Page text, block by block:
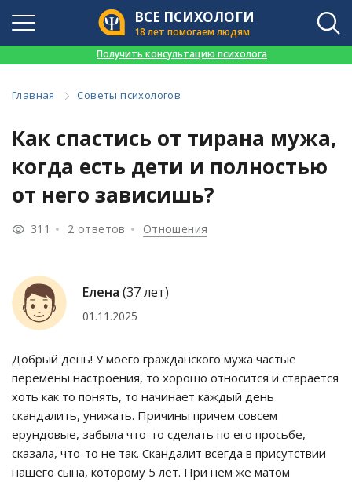
ВСЕ ПСИХОЛОГИ
18 лет помогаем людям
Получить консультацию психолога
Главная Советы психологов
Как спастись от тирана мужа,
когда есть дети и полностью
от него зависишь?
311 2 ответов Отношения
Елена (37 лет)
01.11.2025
Добрый день! У моего гражданского мужа частые
перемены настроения, то хорошо относится и старается
хоть как то понять, то начинает каждый день
скандалить, унижать. Причины причем совсем
ерундовые, забыла что-то сделать по его просьбе,
сказала, что-то не так. Скандалит всегда в присутствии
нашего сына, которому 5 лет. При нем же матом